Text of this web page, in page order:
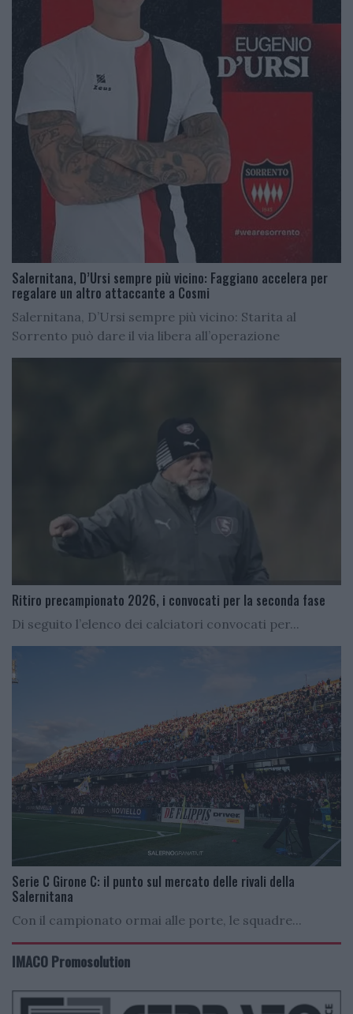
Salernitana, D’Ursi sempre più vicino: Faggiano accelera per
regalare un altro attaccante a Cosmi
Salernitana, D’Ursi sempre più vicino: Starita al
Sorrento può dare il via libera all’operazione
Ritiro precampionato 2026, i convocati per la seconda fase
Di seguito l’elenco dei calciatori convocati per...
Serie C Girone C: il punto sul mercato delle rivali della
Salernitana
Con il campionato ormai alle porte, le squadre...
IMACO Promosolution